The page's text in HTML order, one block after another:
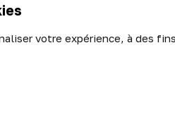
votre expérience, à des